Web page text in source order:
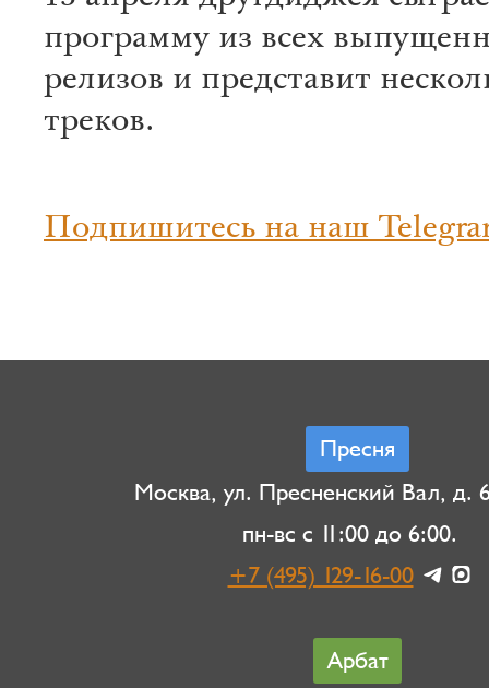
программу из всех
релизов и представит
треков.
Подпишитесь на наш
Пресня
Москва, ул. Пресненский Вал, д.
пн-вс с 11:00 до 6:00.
+7 (495) 129-16-00
Арбат